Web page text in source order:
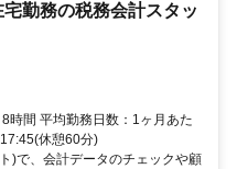
宅勤務の税務会計スタッ
時間 平均勤務日数：1ヶ月あた
休憩60分)
)で、会計データのチェックや顧